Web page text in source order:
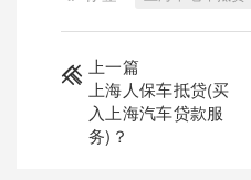
上一篇
上海人保车抵贷(买
入上海汽车贷款服
务)？